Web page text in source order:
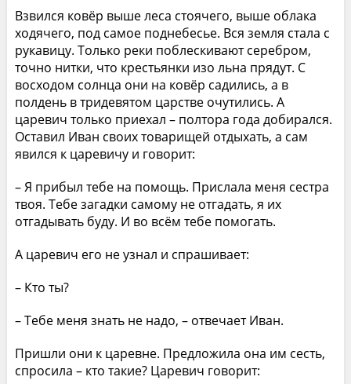
Взвился ковёр выше леса стоячего, выше облака
ходячего, под самое поднебесье. Вся земля стала с
рукавицу. Только реки поблескивают серебром,
точно нитки, что крестьянки изо льна прядут. С
восходом солнца они на ковёр садились, а в
полдень в тридевятом царстве очутились. А
царевич только приехал – полтора года добирался.
Оставил Иван своих товарищей отдыхать, а сам
явился к царевичу и говорит:
– Я прибыл тебе на помощь. Прислала меня сестра
твоя. Тебе загадки самому не отгадать, я их
отгадывать буду. И во всём тебе помогать.
А царевич его не узнал и спрашивает:
– Кто ты?
– Тебе меня знать не надо, – отвечает Иван.
Пришли они к царевне. Предложила она им сесть,
спросила – кто такие? Царевич говорит: